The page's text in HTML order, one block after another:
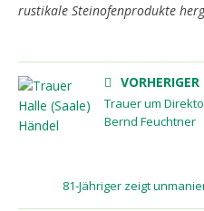
rustikale Steinofenprodukte
VORHERIGER
Trauer um
Bernd Feuchtner
81-Jähriger zeigt